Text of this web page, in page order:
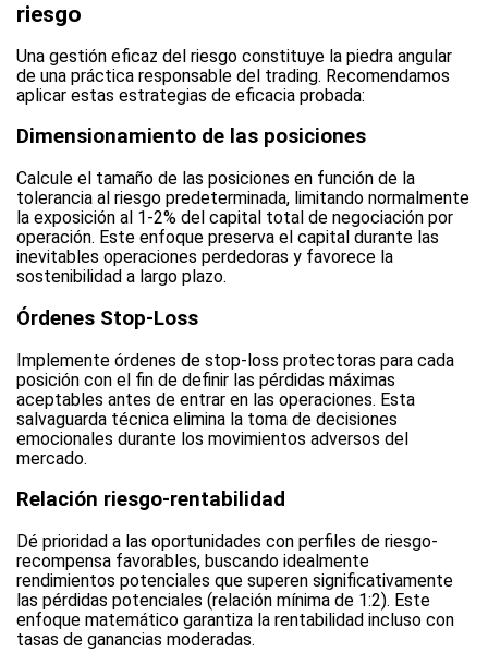
riesgo
Una gestión eficaz del riesgo constituye la piedra angular
de una práctica responsable del trading. Recomendamos
aplicar estas estrategias de eficacia probada:
Dimensionamiento de las posiciones
Calcule el tamaño de las posiciones en función de la
tolerancia al riesgo predeterminada, limitando normalmente
la exposición al 1-2% del capital total de negociación por
operación. Este enfoque preserva el capital durante las
inevitables operaciones perdedoras y favorece la
sostenibilidad a largo plazo.
Órdenes Stop-Loss
Implemente órdenes de stop-loss protectoras para cada
posición con el fin de definir las pérdidas máximas
aceptables antes de entrar en las operaciones. Esta
salvaguarda técnica elimina la toma de decisiones
emocionales durante los movimientos adversos del
mercado.
Relación riesgo-rentabilidad
Dé prioridad a las oportunidades con perfiles de riesgo-
recompensa favorables, buscando idealmente
rendimientos potenciales que superen significativamente
las pérdidas potenciales (relación mínima de 1:2). Este
enfoque matemático garantiza la rentabilidad incluso con
tasas de ganancias moderadas.